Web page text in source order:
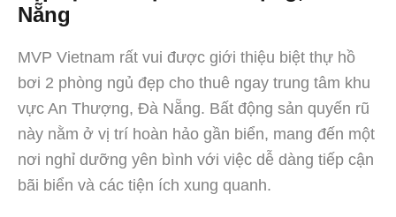
Nẵng
MVP Vietnam rất vui được giới thiệu biệt thự hồ
bơi 2 phòng ngủ đẹp cho thuê ngay trung tâm khu
vực An Thượng, Đà Nẵng. Bất động sản quyến rũ
này nằm ở vị trí hoàn hảo gần biển, mang đến một
nơi nghỉ dưỡng yên bình với việc dễ dàng tiếp cận
bãi biển và các tiện ích xung quanh.